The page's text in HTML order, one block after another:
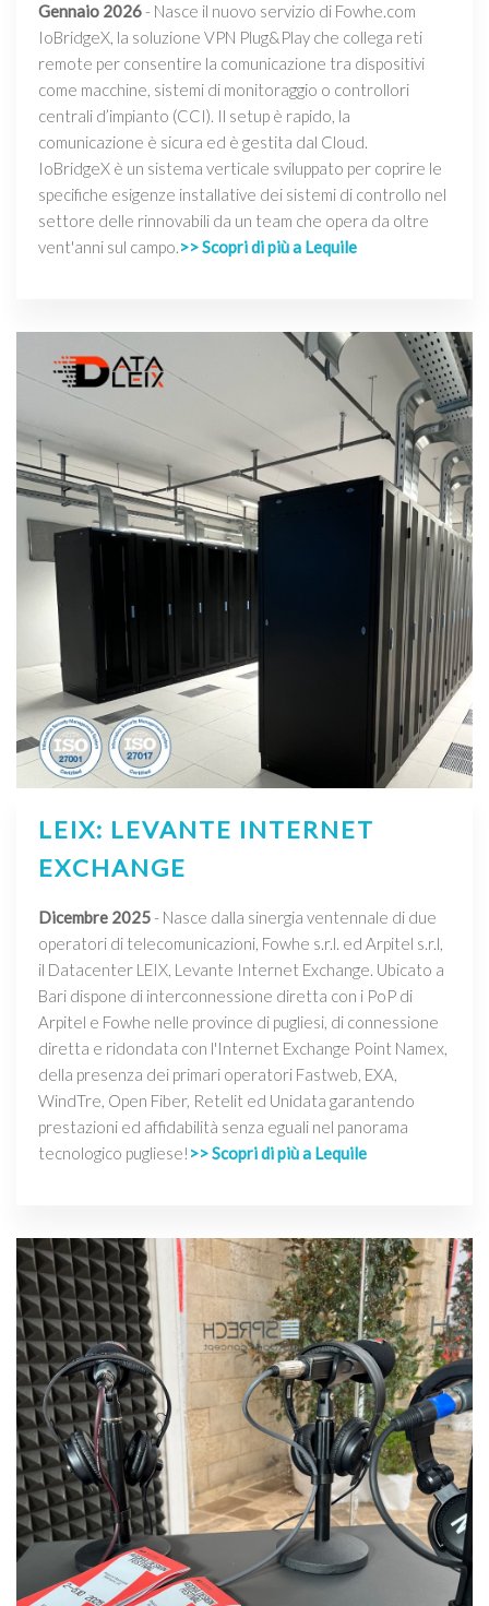
Gennaio 2026- Nasce il nuovo servizio di Fowhe.com
IoBridgeX, la soluzione VPN Plug&Play che collega reti
remote per consentire la comunicazione tra dispositivi
come macchine, sistemi di monitoraggio o controllori
centrali d’impianto (CCI). Il setup è rapido, la
comunicazione è sicura ed è gestita dal Cloud.
IoBridgeX è un sistema verticale sviluppato per coprire le
specifiche esigenze installative dei sistemi di controllo nel
settore delle rinnovabili da un team che opera da oltre
vent'anni sul campo.>> Scopri di più a Lequile
LEIX: LEVANTE INTERNET
EXCHANGE
Dicembre 2025- Nasce dalla sinergia ventennale di due
operatori di telecomunicazioni, Fowhe s.r.l. ed Arpitel s.r.l,
il Datacenter LEIX, Levante Internet Exchange. Ubicato a
Bari dispone di interconnessione diretta con i PoP di
Arpitel e Fowhe nelle province di pugliesi, di connessione
diretta e ridondata con l'Internet Exchange Point Namex,
della presenza dei primari operatori Fastweb, EXA,
WindTre, Open Fiber, Retelit ed Unidata garantendo
prestazioni ed affidabilità senza eguali nel panorama
tecnologico pugliese! >> Scopri di più a Lequile